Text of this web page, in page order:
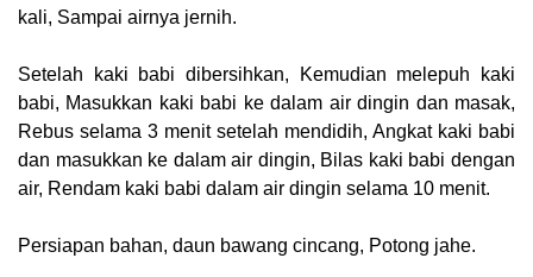
kali, Sampai airnya jernih.
Setelah kaki babi dibersihkan, Kemudian melepuh kaki
babi, Masukkan kaki babi ke dalam air dingin dan masak,
Rebus selama 3 menit setelah mendidih, Angkat kaki babi
dan masukkan ke dalam air dingin, Bilas kaki babi dengan
air, Rendam kaki babi dalam air dingin selama 10 menit.
Persiapan bahan, daun bawang cincang, Potong jahe.